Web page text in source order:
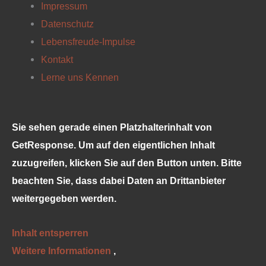
e
b
o
o
k
t
a
g
r
a
m
t
r
e
s
t
e
Impressum
Datenschutz
Lebensfreude-Impulse
Kontakt
Lerne uns Kennen
Sie sehen gerade einen Platzhalterinhalt von
GetResponse. Um auf den eigentlichen Inhalt
zuzugreifen, klicken Sie auf den Button unten. Bitte
beachten Sie, dass dabei Daten an Drittanbieter
weitergegeben werden.
Inhalt entsperren
Weitere Informationen ‚